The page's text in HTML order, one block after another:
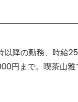
降の勤務、時給
円まで。喫茶山